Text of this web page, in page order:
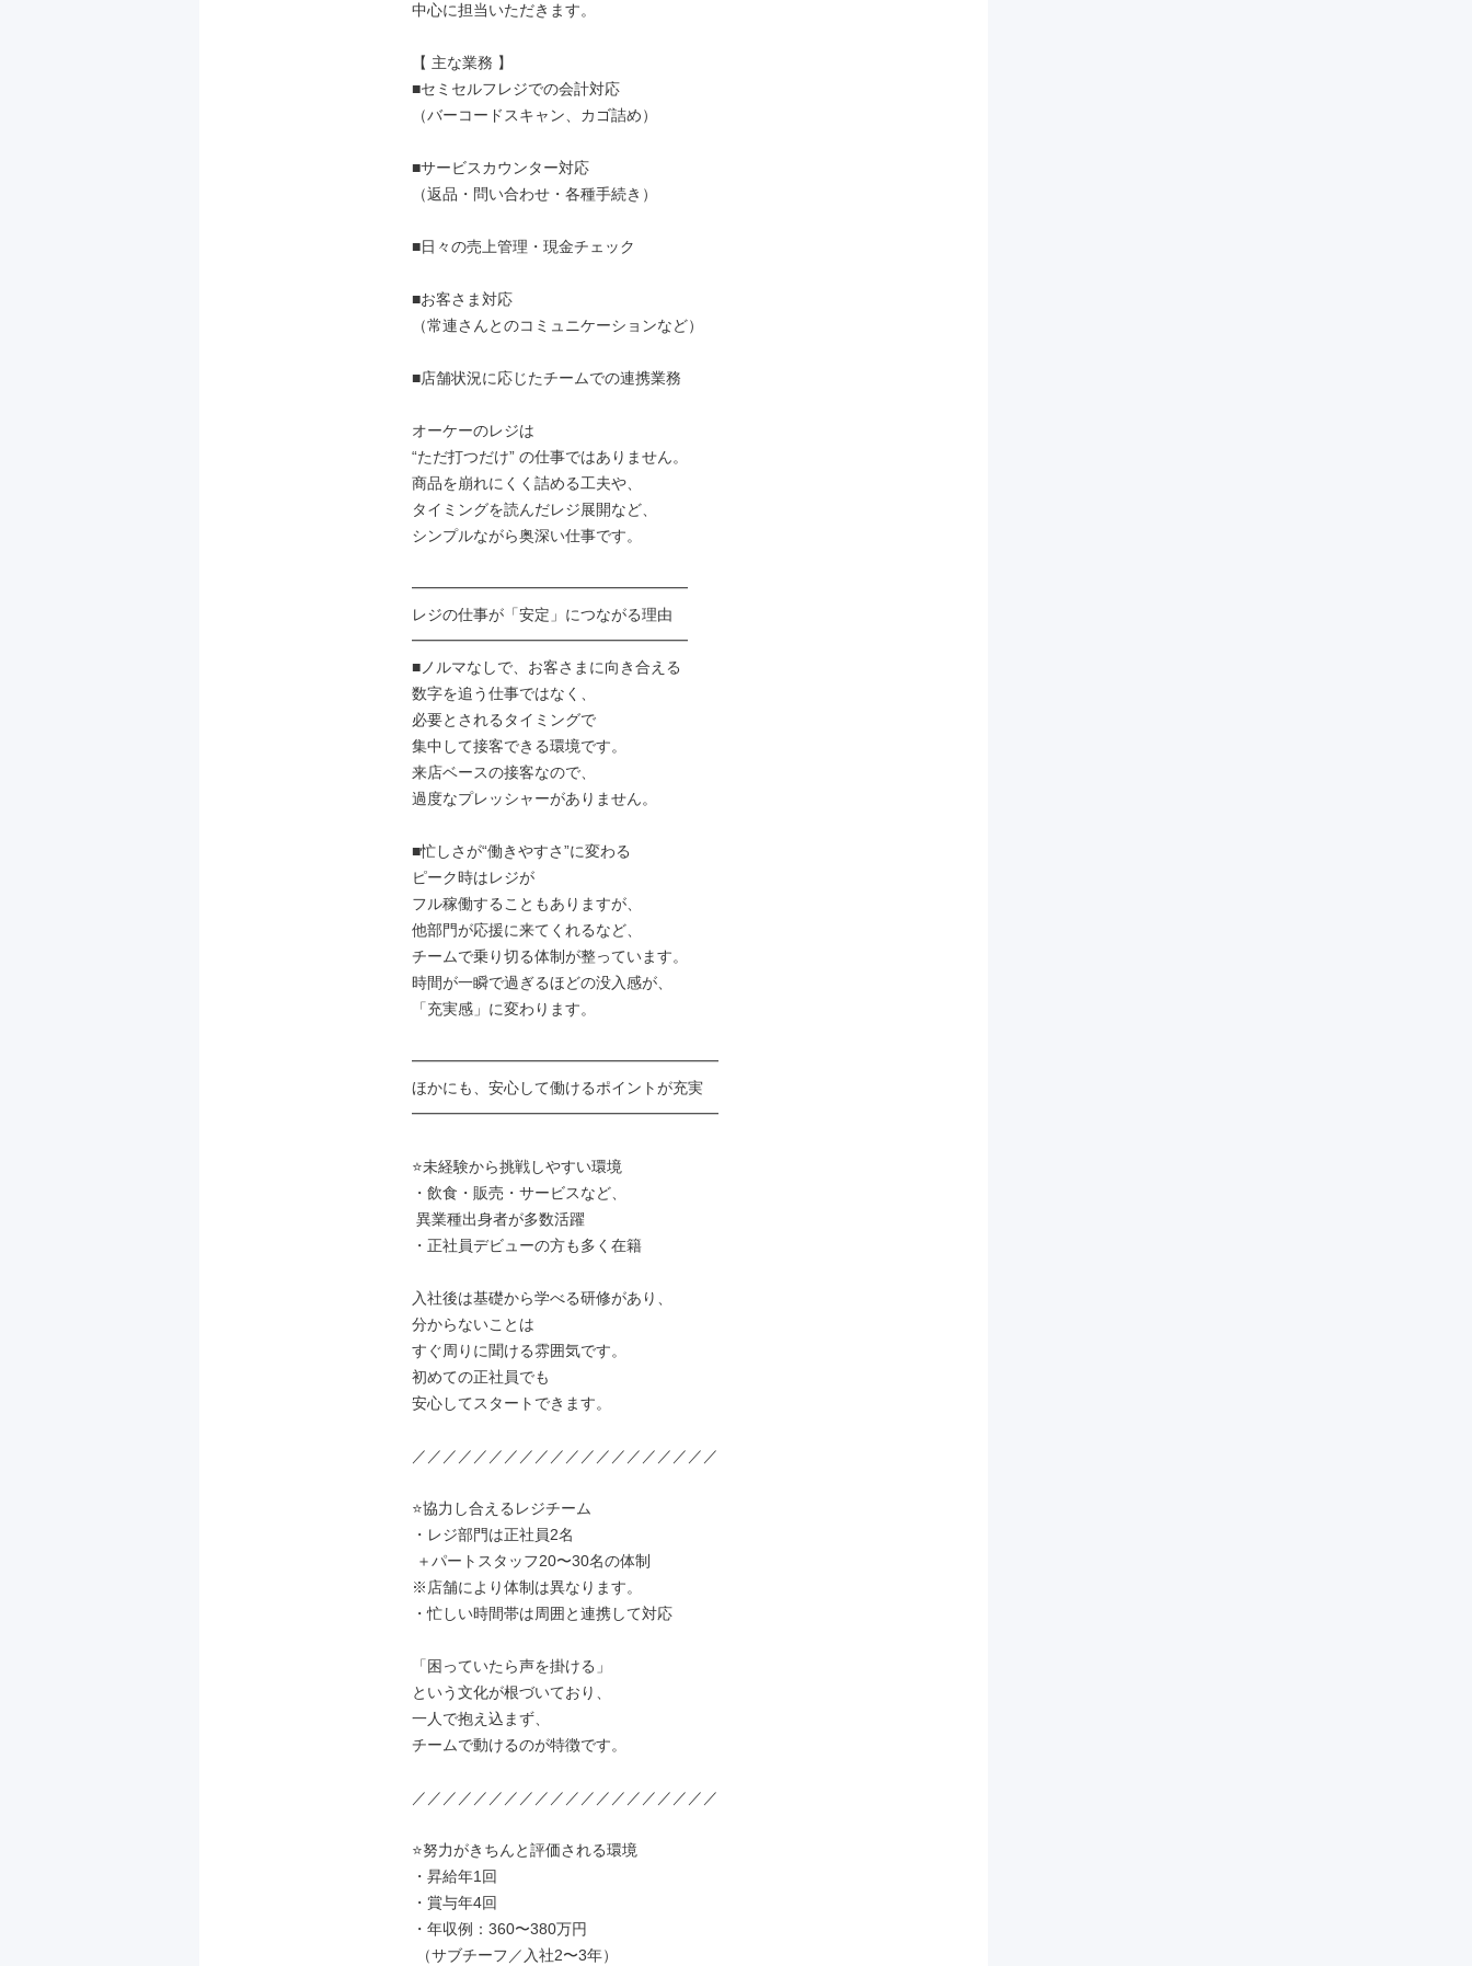
中心に担当いただきます。
【 主な業務 】
■セミセルフレジでの会計対応
（バーコードスキャン、カゴ詰め）
■サービスカウンター対応
（返品・問い合わせ・各種手続き）
■日々の売上管理・現金チェック
■お客さま対応
（常連さんとのコミュニケーションなど）
■店舗状況に応じたチームでの連携業務
オーケーのレジは
“ただ打つだけ” の仕事ではありません。
商品を崩れにくく詰める工夫や、
タイミングを読んだレジ展開など、
シンプルながら奥深い仕事です。
━━━━━━━━━━━━━━━━━━
レジの仕事が「安定」につながる理由
━━━━━━━━━━━━━━━━━━
■ノルマなしで、お客さまに向き合える
数字を追う仕事ではなく、
必要とされるタイミングで
集中して接客できる環境です。
来店ベースの接客なので、
過度なプレッシャーがありません。
■忙しさが“働きやすさ”に変わる
ピーク時はレジが
フル稼働することもありますが、
他部門が応援に来てくれるなど、
チームで乗り切る体制が整っています。
時間が一瞬で過ぎるほどの没入感が、
「充実感」に変わります。
━━━━━━━━━━━━━━━━━━━━
ほかにも、安心して働けるポイントが充実
━━━━━━━━━━━━━━━━━━━━
⭐未経験から挑戦しやすい環境
・飲食・販売・サービスなど、
・正社員デビューの方も多く在籍
入社後は基礎から学べる研修があり、
分からないことは
すぐ周りに聞ける雰囲気です。
初めての正社員でも
安心してスタートできます。
／／／／／／／／／／／／／／／／／／／／
⭐協力し合えるレジチーム
・レジ部門は正社員2名
※店舗により体制は異なります。
・忙しい時間帯は周囲と連携して対応
「困っていたら声を掛ける」
という文化が根づいており、
一人で抱え込まず、
チームで動けるのが特徴です。
／／／／／／／／／／／／／／／／／／／／
⭐努力がきちんと評価される環境
・昇給年1回
・賞与年4回
・年収例：360〜380万円